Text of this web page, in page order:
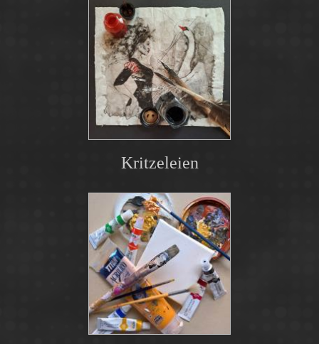
Kritzeleien